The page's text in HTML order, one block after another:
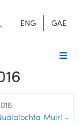
ENG GAE
Muirí -